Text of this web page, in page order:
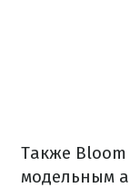
Также
модельным